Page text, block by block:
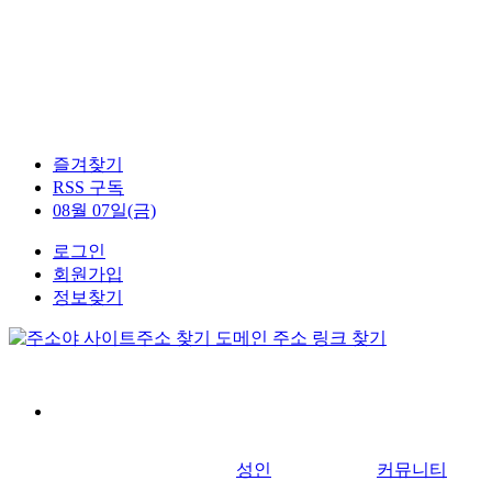
즐겨찾기
RSS 구독
08월 07일(금)
로그인
회원가입
정보찾기
성인 커뮤니티